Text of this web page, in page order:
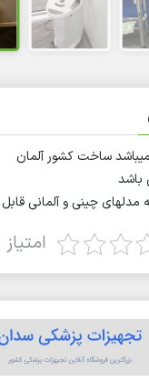
میباشد ساخت کشور آلمان
باشد
مدلهای چینی و آلمانی